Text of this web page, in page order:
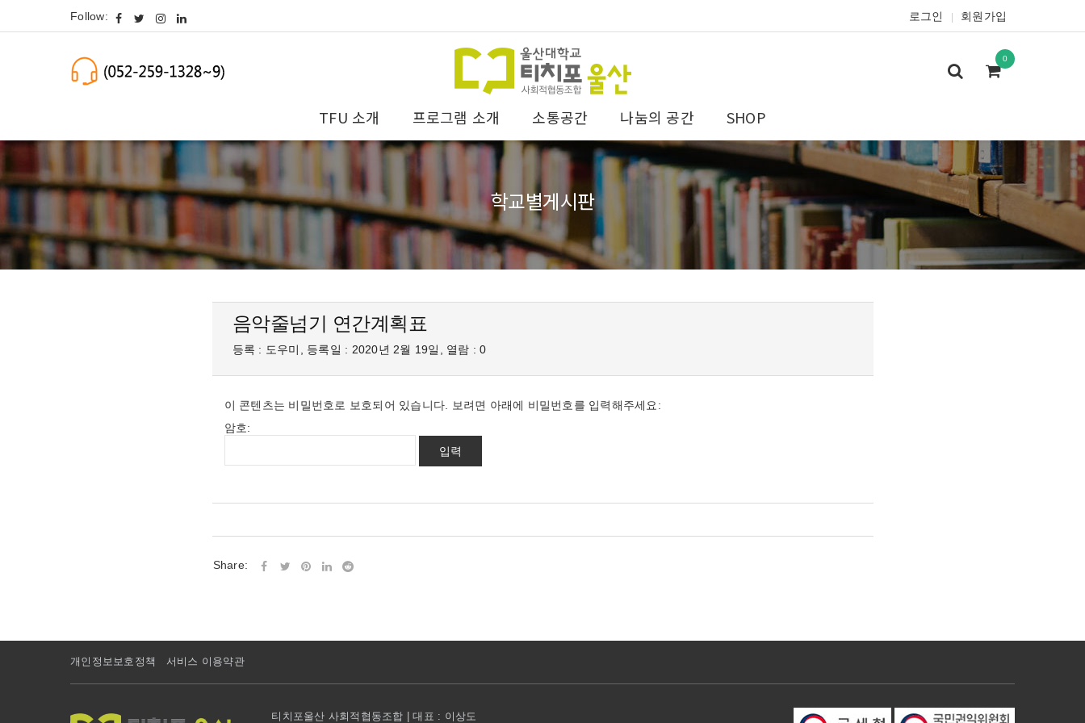
Follow: 로그인 회원가입
0
TFU 소개 프로그램 소개 소통공간 나눔의 공간 SHOP
학교별게시판
음악줄넘기 연간계획표
등록 : 도우미, 등록일 : 2020년 2월 19일, 열람 : 0
이 콘텐츠는 비밀번호로 보호되어 있습니다. 보려면 아래에 비밀번호를 입력해주세요:
암호:
Share:
개인정보보호정책 서비스 이용약관
티치포울산 사회적협동조합 | 대표 : 이상도